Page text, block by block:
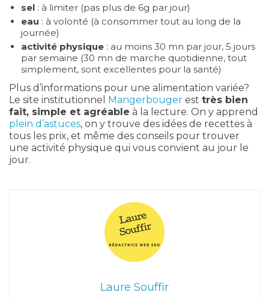
sel : à limiter (pas plus de 6g par jour)
eau : à volonté (à consommer tout au long de la
journée)
activité physique : au moins 30 mn par jour, 5 jours
par semaine (30 mn de marche quotidienne, tout
simplement, sont excellentes pour la santé)
Plus d’informations pour une alimentation variée?
Le site institutionnel Mangerbouger est très bien
fait, simple et agréable à la lecture. On y apprend
plein d’astuces, on y trouve des idées de recettes à
tous les prix, et même des conseils pour trouver
une activité physique qui vous convient au jour le
jour.
Laure Souffir